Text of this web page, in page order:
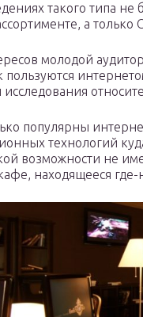
такого типа не
а только
молодой
пользуются
исследования
популярны
технологий
возможности не
находящееся где-